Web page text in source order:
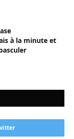
à la minute et